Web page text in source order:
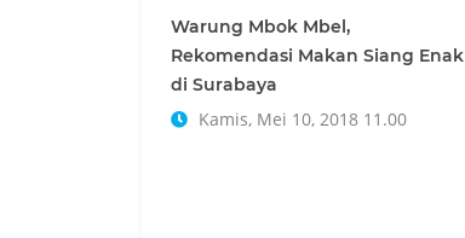
Warung Mbok Mbel,
Rekomendasi Makan Siang Enak
di Surabaya
Kamis, Mei 10, 2018 11.00